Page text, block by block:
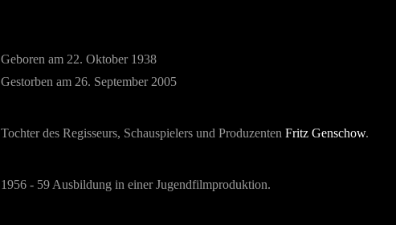
Geboren am 22. Oktober 1938
Gestorben am 26. September 2005
Tochter des Regisseurs, Schauspielers und Produzenten Fritz Genschow.
1956 - 59 Ausbildung in einer Jugendfilmproduktion.